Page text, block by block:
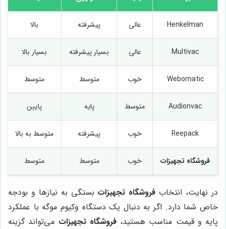
Henkelman عالی پیشرفته بالا
Multivac عالی بسیار پیشرفته بسیار بالا
Webomatic خوب متوسط متوسط
Audionvac متوسط پایه پایین
Reepack خوب پیشرفته متوسط به بالا
فروشگاه تجهیزات خوب متوسط متوسط
در نهایت، انتخاب فروشگاه تجهیزات بستگی به نیازها و بودجه
خاص شما دارد. اگر به دنبال یک دستگاه وکیوم موگه با عملکرد
پایه و قیمت مناسب هستید،فروشگاه تجهیزات می‌تواند گزینه